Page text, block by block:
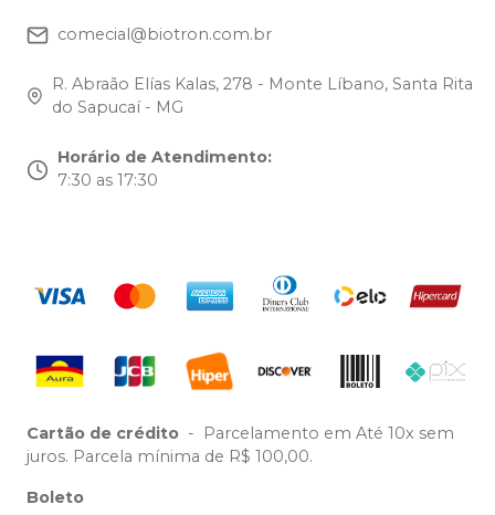
comecial@biotron.com.br
R. Abraão Elías Kalas, 278 - Monte Líbano, Santa Rita
do Sapucaí - MG
Horário de Atendimento:
7:30 as 17:30
Cartão de crédito -
Parcelamento em Até 10x sem
juros. Parcela mínima de R$ 100,00.
Boleto